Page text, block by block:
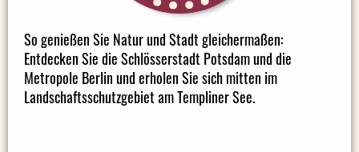
So genießen Sie Natur und Stadt gleichermaßen:
Entdecken Sie die Schlösserstadt Potsdam und die
Metropole Berlin und erholen Sie sich mitten im
Landschaftsschutzgebiet am Templiner See.